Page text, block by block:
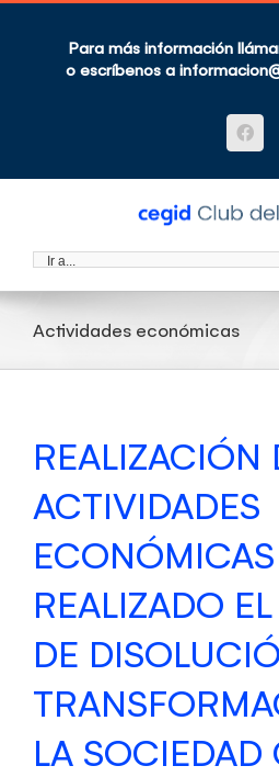
Saltar
contenidoPara más información
o escríbenos a
Ir a...
Actividades económicas
REALIZACIÓN
ACTIVIDADES
REALIZADO
DE
LA SOCIEDAD